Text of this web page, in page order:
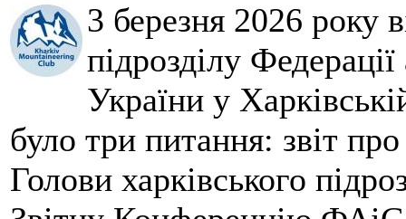
3 березня 2026 року
підрозділу
України у
було три питання: звіт
Голови харківського